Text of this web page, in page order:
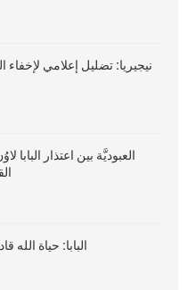
نيجيريا: تضليل إعلامي
العبوديَّة بين اعتذار
البابا: حياة الله